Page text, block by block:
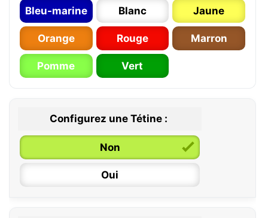
Bleu-marine Blanc Jaune
Orange Rouge Marron
Pomme Vert
Configurez une Tétine :
Non
Oui